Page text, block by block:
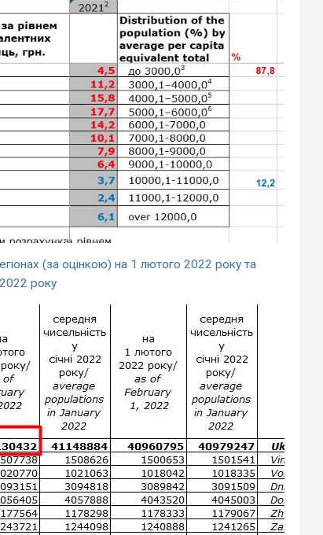
(за оцінкою) на 1 лютого 2022 року та
2022 року